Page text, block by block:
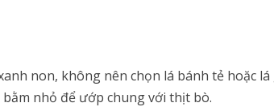
non, không nên chọn lá bánh tẻ hoặc lá
nhỏ để ướp chung với thịt bò.